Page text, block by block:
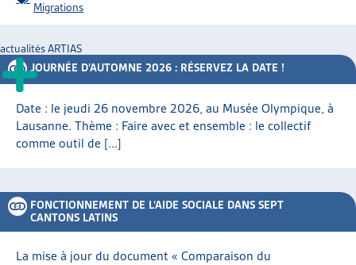
Migrations
actualités ARTIAS
JOURNÉE D’AUTOMNE 2026 : RÉSERVEZ LA DATE !
Date : le jeudi 26 novembre 2026, au Musée Olympique, à
Lausanne. Thème : Faire avec et ensemble : le collectif
comme outil de [...]
FONCTIONNEMENT DE L’AIDE SOCIALE DANS SEPT
CANTONS LATINS
La mise à jour du document « Comparaison du